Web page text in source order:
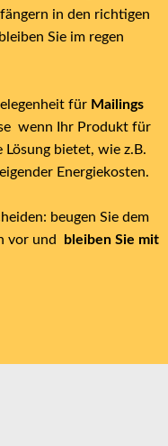
in den richtigen
Sie im regen
für Mailings
wenn Ihr Produkt für
bietet, wie z.B.
Energiekosten.
beugen Sie dem
vor und
bleiben Sie mit